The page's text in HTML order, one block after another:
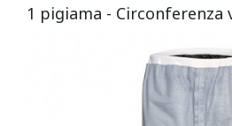
1 pigiama - Circonferenza